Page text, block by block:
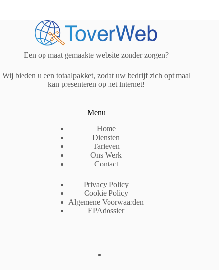
Een op maat gemaakte website zonder zorgen?
Wij bieden u een totaalpakket, zodat uw bedrijf zich optimaal
kan presenteren op het internet!
Menu
Home
Diensten
Tarieven
Ons Werk
Contact
Privacy Policy
Cookie Policy
Algemene Voorwaarden
EPAdossier